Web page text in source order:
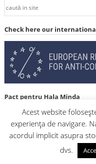
Check here our
Pact pentru Hala Minda
Acest website
experiența de navigare.
acordul implicit asupra
dvs.